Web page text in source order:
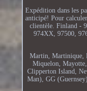
Expédition dans les
anticipé! Pour
clientèle. Finland -
974XX, 97500,
Martin, Martinique,
Miquelon,
Clipperton Island,
Man), GG